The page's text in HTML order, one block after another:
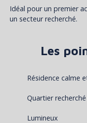
Idéal pour un premier
un secteur recherché.
Les
Résidence calme
Quartier recherché
Lumineux